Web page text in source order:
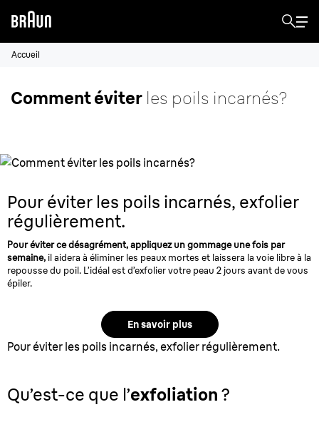
Accueil
Comment éviter les poils incarnés?
Pour éviter les poils incarnés, exfolier
régulièrement.
Pour éviter ce désagrément, appliquez un gommage une fois par
semaine, il aidera à éliminer les peaux mortes et laissera la voie libre à la
repousse du poil. L’idéal est d’exfolier votre peau 2 jours avant de vous
épiler.
En savoir plus
Pour éviter les poils incarnés, exfolier régulièrement.
Qu’est-ce que l’exfoliation ?